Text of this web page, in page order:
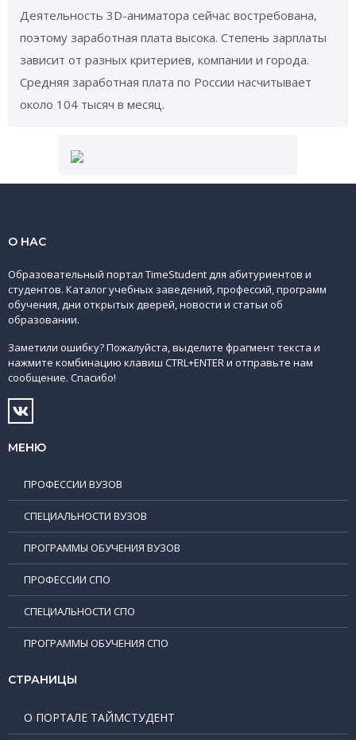
Деятельность 3D-аниматора сейчас востребована,
поэтому заработная плата высока. Степень зарплаты
зависит от разных критериев, компании и города.
Средняя заработная плата по России насчитывает
около 104 тысяч в месяц.
О НАС
Образовательный портал TimeStudent для абитуриентов и
студентов. Каталог учебных заведений, профессий, программ
обучения, дни открытых дверей, новости и статьи об
образовании.
Заметили ошибку? Пожалуйста, выделите фрагмент текста и
нажмите комбинацию клавиш CTRL+ENTER и отправьте нам
сообщение. Спасибо!
МЕНЮ
ПРОФЕССИИ ВУЗОВ
СПЕЦИАЛЬНОСТИ ВУЗОВ
ПРОГРАММЫ ОБУЧЕНИЯ ВУЗОВ
ПРОФЕССИИ СПО
СПЕЦИАЛЬНОСТИ СПО
ПРОГРАММЫ ОБУЧЕНИЯ СПО
СТРАНИЦЫ
О ПОРТАЛЕ ТАЙМСТУДЕНТ